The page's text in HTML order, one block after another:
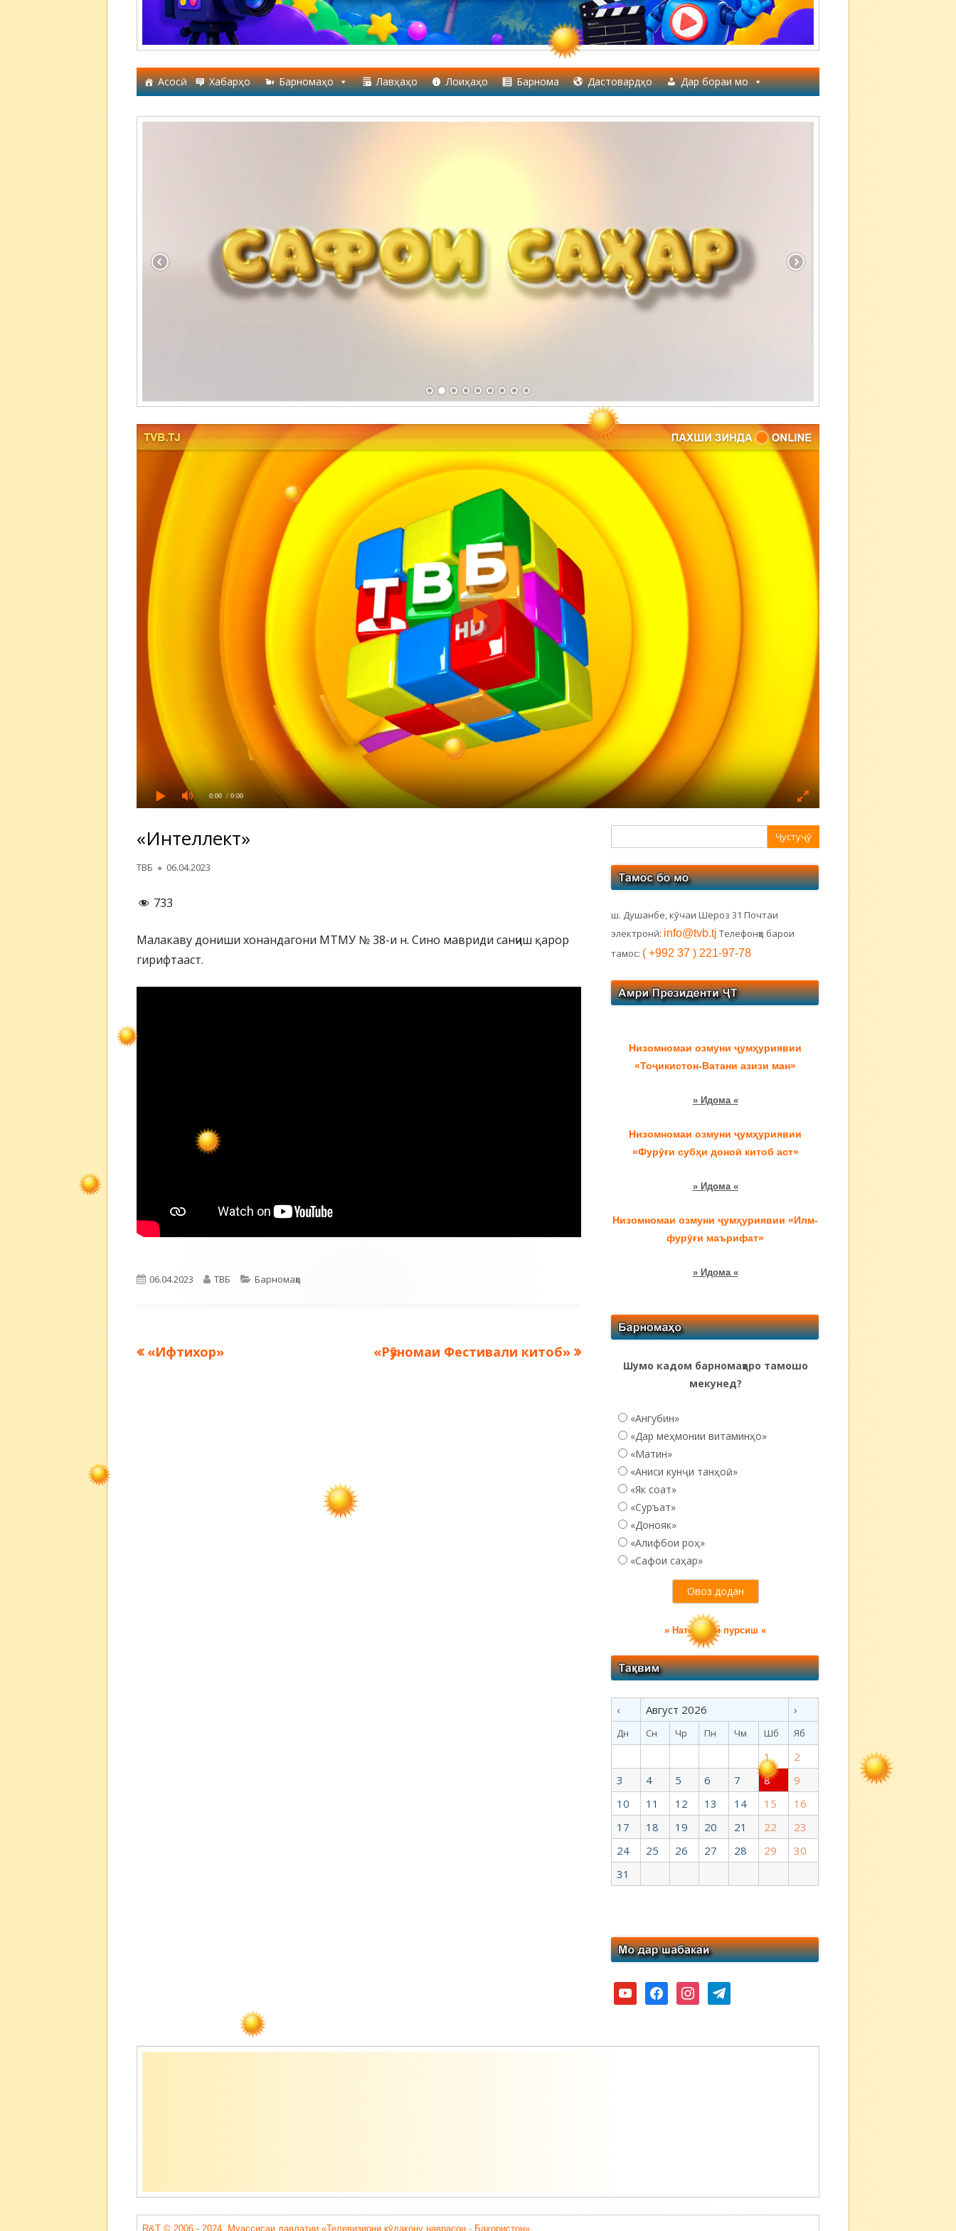
Асосӣ Хабарҳо Барномаҳо Лавҳаҳо Лоиҳаҳо Барнома Дастовардҳо Дар бораи мо
0:00 / 0:00
«Интеллект»
Автор
ТВБ Опубликовано
06.04.2023
733
Малакаву дониши хонандагони МТМУ № 38-и н. Сино мавриди санҷиш қарор
гирифтааст.
Опубликовано
06.04.2023 Автор
ТВБ Рубрики
Барномаҳо
Навигация
Предыдущая
«Ифтихор»
Следующая
«Рӯзномаи Фестивали китоб»
боковая
ш. Душанбе, кӯчаи Шероз 31 Почтаи
электронӣ: info@tvb.tj Телефонҳо барои
тамос: ( +992 37 ) 221-97-78
Низомномаи озмуни ҷумҳуриявии
«Тоҷикистон-Ватани азизи ман»
» Идома «
Низомномаи озмуни ҷумҳуриявии
«Фурӯғи субҳи доноӣ китоб аст»
» Идома «
Низомномаи озмуни ҷумҳуриявии «Илм-
фурӯғи маърифат»
» Идома «
Шумо кадом барномаҳоро тамошо
мекунед?
«Ангубин»
«Дар меҳмонии витаминҳо»
«Матин»
«Аниси кунҷи танҳоӣ...»
«Як соат»
«Суръат»
«Донояк»
«Алифбои роҳ»
«Сафои саҳар»
» Натиҷаҳои пурсиш «
‹ Август 2026 ›
Дн Сн Чр Пн Чм Шб Яб
1
2
3
4 5 6 7 8
9
10
11 12 13 14 15
16
17
18 19 20 21 22
23
24
25 26 27 28 29
30
31
youtubefacebookinstagramtelegram
Содержимое
R&T © 2006 - 2024. Муассисаи давлатии «Телевизиони кӯдакону наврасон - Баҳористон».